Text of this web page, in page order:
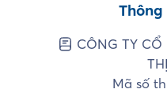
CÔNG TY CỔ
Mã số